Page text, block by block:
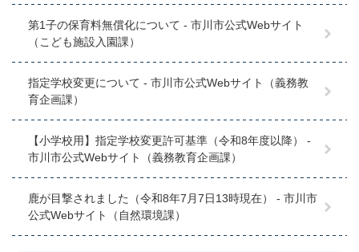
第1子の保育料無償化について - 市川市公式Webサイト
（こども施設入園課）
指定学校変更について - 市川市公式Webサイト（義務教
育企画課）
【小学校用】指定学校変更許可基準（令和8年度以降） -
市川市公式Webサイト（義務教育企画課）
鹿が目撃されました（令和8年7月7日13時現在） - 市川市
公式Webサイト（自然環境課）